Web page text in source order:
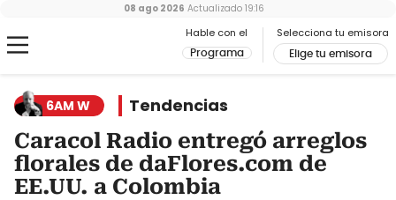
Hable con el
Programa
Selecciona tu emisora
Elige tu emisora
08 ago 2026 Actualizado 19:16
6AM W Tendencias
Caracol Radio entregó arreglos
florales de daFlores.com de
EE.UU. a Colombia